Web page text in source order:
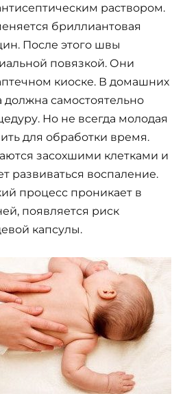
раствором.
бриллиантовая
После этого швы
повязкой. Они
киоске. В домашних
самостоятельно
Но не всегда молодая
для обработки время.
засохшими клетками и
развиваться воспаление.
процесс проникает в
появляется риск
капсулы.